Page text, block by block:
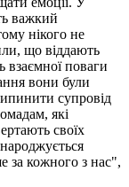
важкий
нікого не
що віддають
взаємної поваги
вони були
супровід
які
своїх
за кожного з нас",